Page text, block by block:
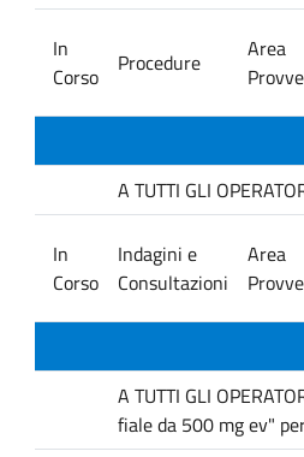
In
Corso
Procedure
Area
A TUTTI GLI
In
Corso
Indagini e
Consultazioni
Area
A TUTTI GLI
fiale da 500 mg ev"